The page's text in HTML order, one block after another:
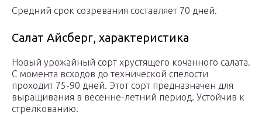
Средний срок созревания составляет 70 дней.
Салат Айсберг, характеристика
Новый урожайный сорт хрустящего кочанного салата.
С момента всходов до технической спелости
проходит 75-90 дней. Этот сорт предназначен для
выращивания в весенне-летний период. Устойчив к
стрелкованию.